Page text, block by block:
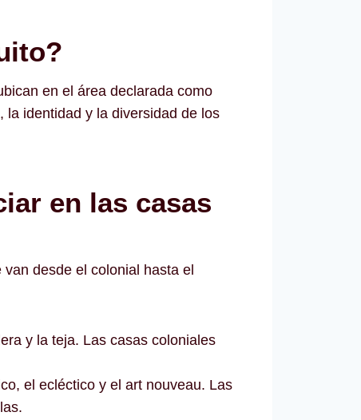
en el área declarada como
la identidad y la diversidad de los
en las casas
desde el colonial hasta el
y la teja. Las casas coloniales
el ecléctico y el art nouveau. Las